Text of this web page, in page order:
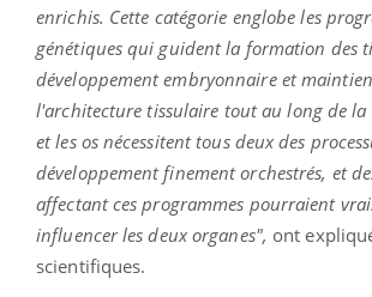
enrichis. Cette catégorie englobe les
génétiques qui guident la formation des
développement embryonnaire et
l'architecture tissulaire tout au long de la
et les os nécessitent tous deux des
développement finement orchestrés, et
affectant ces programmes pourraient
influencer les deux organes", ont
scientifiques.